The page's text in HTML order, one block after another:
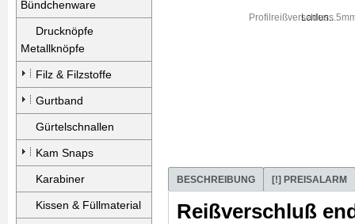
Bündchenware
Drucknöpfe
Metallknöpfe
Filz & Filzstoffe
Gurtband
Gürtelschnallen
Kam Snaps
Karabiner
Kissen & Füllmaterial
Laden...
BESCHREIBUNG [!] PREISALARM
Reißverschluß